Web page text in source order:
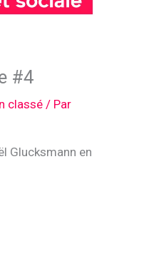
#4
classé / Par
Glucksmann en